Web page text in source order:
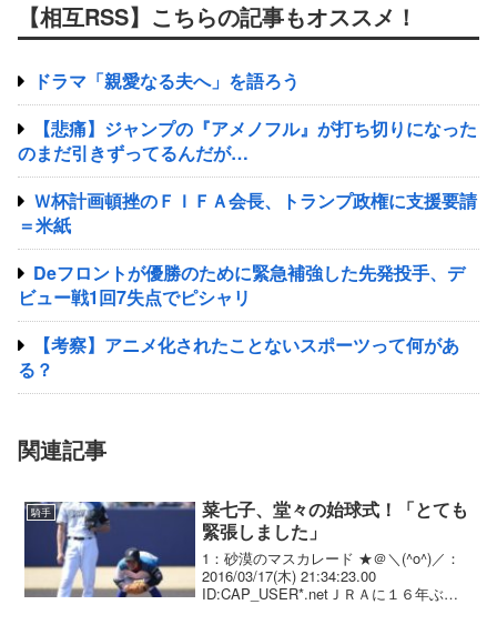
【相互RSS】こちらの記事もオススメ！
ドラマ「親愛なる夫へ」を語ろう
【悲痛】ジャンプの『アメノフル』が打ち切りになった
のまだ引きずってるんだが…
Ｗ杯計画頓挫のＦＩＦＡ会長、トランプ政権に支援要請
＝米紙
Deフロントが優勝のために緊急補強した先発投手、デ
ビュー戦1回7失点でピシャリ
【考察】アニメ化されたことないスポーツって何があ
る？
関連記事
騎手
菜七子、堂々の始球式！「とても
緊張しました」
1：砂漠のマスカレード ★＠＼(^o^)／：
2016/03/17(木) 21:34:23.00
ID:CAP_USER*.netＪＲＡに１６年ぶり